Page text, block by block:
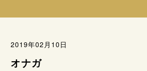
2019年02月10日
オナガ